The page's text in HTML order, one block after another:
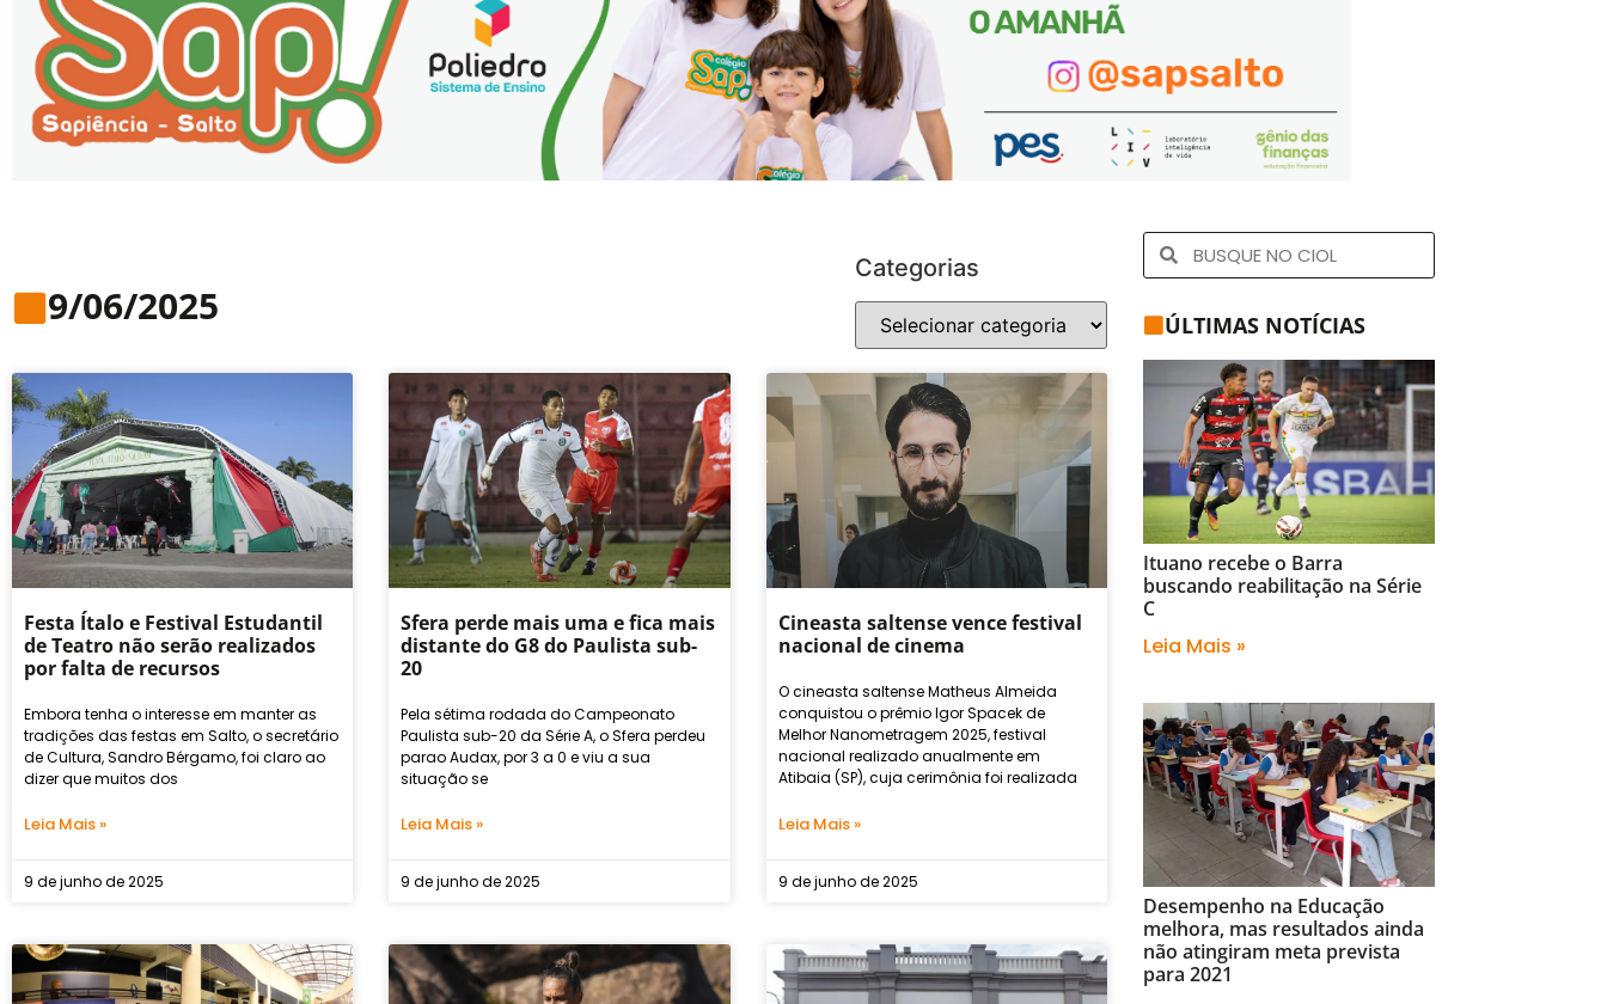
9/06/2025
Categorias
Festa Ítalo e Festival Estudantil
de Teatro não serão realizados
por falta de recursos
Embora tenha o interesse em manter as
tradições das festas em Salto, o secretário
de Cultura, Sandro Bérgamo, foi claro ao
dizer que muitos dos
Leia Mais »
9 de junho de 2025
Sfera perde mais uma e fica mais
distante do G8 do Paulista sub-
20
Pela sétima rodada do Campeonato
Paulista sub-20 da Série A, o Sfera perdeu
parao Audax, por 3 a 0 e viu a sua
situação se
Leia Mais »
9 de junho de 2025
Cineasta saltense vence festival
nacional de cinema
O cineasta saltense Matheus Almeida
conquistou o prêmio Igor Spacek de
Melhor Nanometragem 2025, festival
nacional realizado anualmente em
Atibaia (SP), cuja cerimônia foi realizada
Leia Mais »
9 de junho de 2025
ÚLTIMAS NOTÍCIAS
Ituano recebe o Barra
buscando reabilitação na Série
C
Leia Mais »
Desempenho na Educação
melhora, mas resultados ainda
não atingiram meta prevista
para 2021